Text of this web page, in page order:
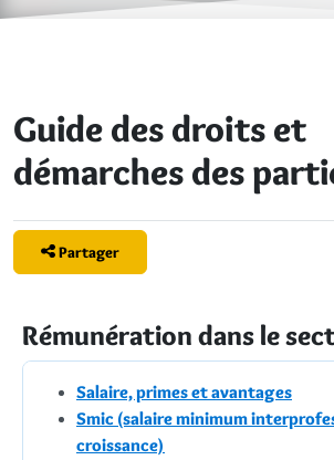
Guide des droits et
démarches des
Partager
Rémunération dans le
Salaire, primes et avantages
Smic (salaire minimum
croissance)